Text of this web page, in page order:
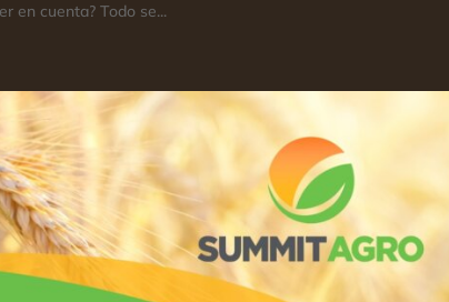
en cuenta? Todo se...